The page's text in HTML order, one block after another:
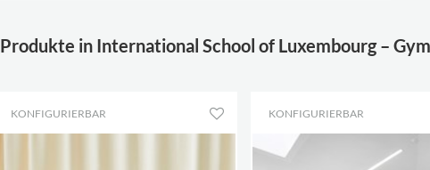
Produkte in International School of Luxembourg –
KONFIGURIERBAR KONFIGURIERBAR